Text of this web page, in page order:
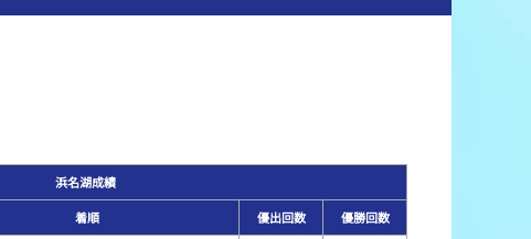
浜名湖成績
着順 優出回数 優勝回数